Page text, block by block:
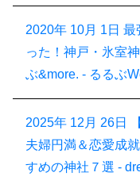
2020年 10月 1日 最
った！神戸・氷室
ぶ&more. - るるぶ
2025年 12月 26日
夫婦円満＆恋愛成
すめの神社７選 -